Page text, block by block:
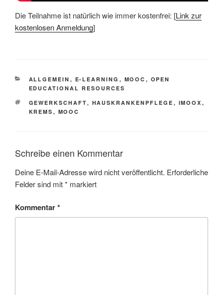
Die Teilnahme ist natürlich wie immer kostenfrei: [Link zur
kostenlosen Anmeldung]
KATEGORIEN
ALLGEMEIN , E-LEARNING , MOOC , OPEN
EDUCATIONAL RESOURCES
SCHLAGWÖRTER
GEWERKSCHAFT, HAUSKRANKENPFLEGE , IMOOX ,
KREMS , MOOC
Schreibe einen Kommentar
Deine E-Mail-Adresse wird nicht veröffentlicht. Erforderliche
Felder sind mit* markiert
Kommentar*